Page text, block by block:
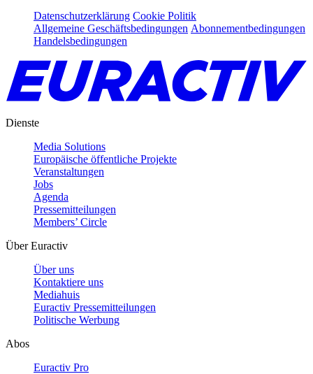
Datenschutzerklärung Cookie Politik
Allgemeine Geschäftsbedingungen Abonnementbedingungen
Handelsbedingungen
Dienste
Media Solutions
Europäische öffentliche Projekte
Veranstaltungen
Jobs
Agenda
Pressemitteilungen
Members’ Circle
Über Euractiv
Über uns
Kontaktiere uns
Mediahuis
Euractiv Pressemitteilungen
Politische Werbung
Abos
Euractiv Pro